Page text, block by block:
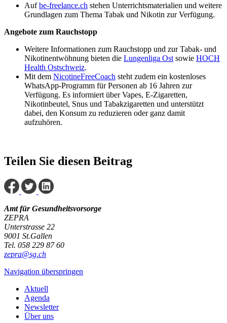
Aufbe-freelance.ch stehen Unterrichtsmaterialien und weitere
Grundlagen zum Thema Tabak und Nikotin zur Verfügung.
Angebote zum Rauchstopp
Weitere Informationen zum Rauchstopp und zur Tabak- und
Nikotinentwöhnung bieten die Lungenliga Ost sowie HOCH
Health Ostschweiz.
Mit dem NicotineFreeCoach steht zudem ein kostenloses
WhatsApp-Programm für Personen ab 16 Jahren zur
Verfügung. Es informiert über Vapes, E-Zigaretten,
Nikotinbeutel, Snus und Tabakzigaretten und unterstützt
dabei, den Konsum zu reduzieren oder ganz damit
aufzuhören.
Teilen Sie diesen Beitrag
Amt für Gesundheitsvorsorge
ZEPRA
Unterstrasse 22
9001 St.Gallen
Tel. 058 229 87 60
zepra@sg.ch
Navigation überspringen
Aktuell
Agenda
Newsletter
Über uns